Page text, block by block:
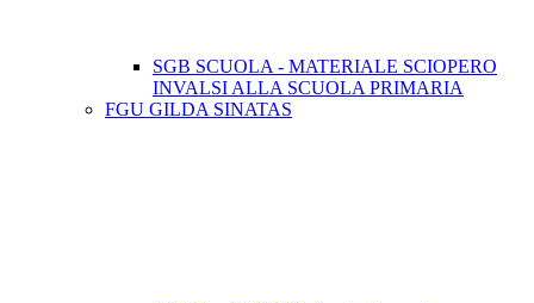
SGB SCUOLA - MATERIALE SCIOPERO
INVALSI ALLA SCUOLA PRIMARIA
FGU GILDA SINATAS